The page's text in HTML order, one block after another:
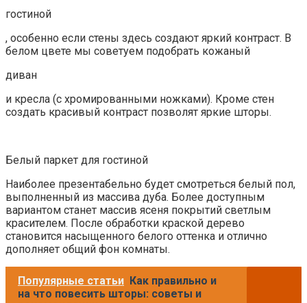
гостиной
, особенно если стены здесь создают яркий контраст. В
белом цвете мы советуем подобрать кожаный
диван
и кресла (с хромированными ножками). Кроме стен
создать красивый контраст позволят яркие шторы.
Белый паркет для гостиной
Наиболее презентабельно будет смотреться белый пол,
выполненный из массива дуба. Более доступным
вариантом станет массив ясеня покрытий светлым
красителем. После обработки краской дерево
становится насыщенного белого оттенка и отлично
дополняет общий фон комнаты.
Популярные статьи Как правильно и
на что повесить шторы: советы и